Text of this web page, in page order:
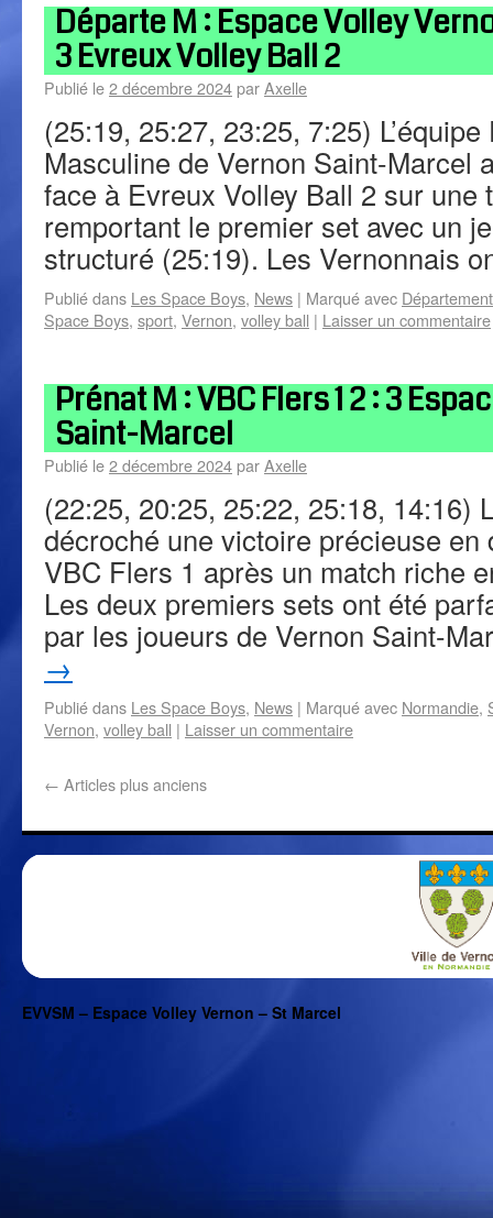
Départe M : Espace Volley
3 Evreux Volley Ball 2
Publié le2 décembre 2024parAxelle
(25:19, 25:27, 23:25, 7:25)
Masculine de Vernon Saint-Marcel
face à Evreux Volley Ball 2 sur une
remportant le premier set avec un
structuré (25:19). Les Vernonnais
Publié dans Les Space Boys, News | Marqué avec
Space Boys, sport, Vernon, volley ball | Laisser un commentaire
Prénat M : VBC Flers 1 2 : 3
Saint-Marcel
Publié le2 décembre 2024parAxelle
(22:25, 20:25, 25:22, 25:18, 14:16)
décroché une victoire précieuse en
VBC Flers 1 après un match riche
Les deux premiers sets ont été
par les joueurs de Vernon Saint-
→
Publié dans Les Space Boys, News | Marqué avec Normandie,
Vernon, volley ball | Laisser un commentaire
← Articles plus anciens
EVVSM – Espace Volley Vernon – St Marcel